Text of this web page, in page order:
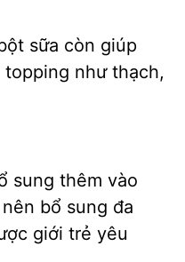
sữa còn giúp
như thạch,
sung thêm vào
bổ sung đa
giới trẻ yêu